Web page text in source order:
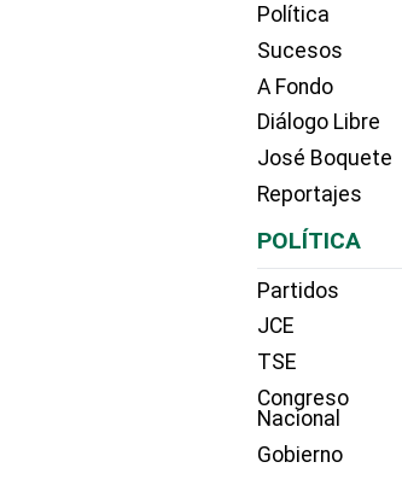
Política
Sucesos
A Fondo
Diálogo Libre
José Boquete
Reportajes
POLÍTICA
Partidos
JCE
TSE
Congreso
Nacional
Gobierno